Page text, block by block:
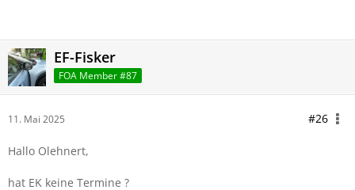
EF-Fisker
FOA Member #87
11. Mai 2025 #26
Hallo Olehnert,
hat EK keine Termine ?